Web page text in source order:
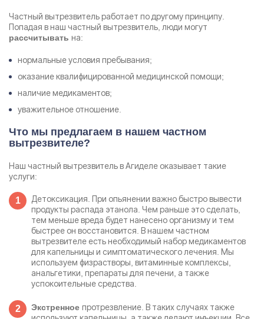
Частный вытрезвитель работает по другому принципу.
Попадая в наш частный вытрезвитель, люди могут
рассчитывать на:
нормальные условия пребывания;
оказание квалифицированной медицинской помощи;
наличие медикаментов;
уважительное отношение.
Что мы предлагаем в нашем частном
вытрезвителе?
Наш частный вытрезвитель в Агиделе оказывает такие
услуги:
Детоксикация . При опьянении важно быстро вывести
продукты распада этанола. Чем раньше это сделать,
тем меньше вреда будет нанесено организму и тем
быстрее он восстановится. В нашем частном
вытрезвителе есть необходимый набор медикаментов
для капельницы и симптоматического лечения. Мы
используем физрастворы, витаминные комплексы,
анальгетики, препараты для печени, а также
успокоительные средства.
Экстренное протрезвление. В таких случаях также